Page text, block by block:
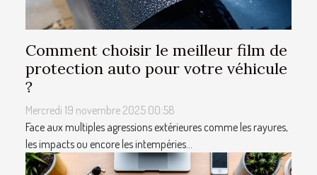
Comment choisir le meilleur film de
protection auto pour votre véhicule
?
Mercredi 19 novembre 2025 00:58
Face aux multiples agressions extérieures comme les rayures,
les impacts ou encore les intempéries...